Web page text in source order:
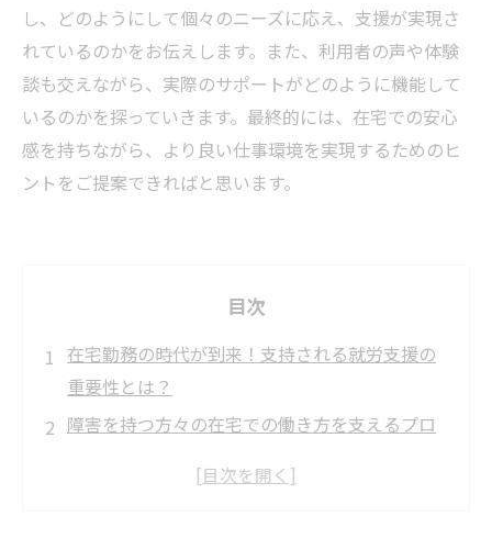
し、どのようにして個々のニーズに応え、支援が実現さ
れているのかをお伝えします。また、利用者の声や体験
談も交えながら、実際のサポートがどのように機能して
いるのかを探っていきます。最終的には、在宅での安心
感を持ちながら、より良い仕事環境を実現するためのヒ
ントをご提案できればと思います。
目次
在宅勤務の時代が到来！支持される就労支援の
重要性とは？
障害を持つ方々の在宅での働き方を支えるプロ
育児・介護と両立するための在宅勤務の成功事